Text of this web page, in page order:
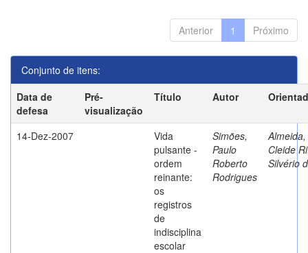
Anterior 1 Próximo
Conjunto de itens:
Data de
defesa
Pré-
visualização
Título Autor
14-Dez-2007
Vida
pulsante -
ordem
reinante:
os
registros
de
indisciplina
escolar
Simões,
Paulo
Roberto
Rodrigues
Almeida,
Cleide
Silvério